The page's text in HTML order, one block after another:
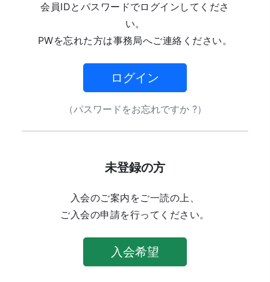
会員IDとパスワードでログインしてくださ
い。
PWを忘れた方は事務局へご連絡ください。
ログイン
（パスワードをお忘れですか ?）
未登録の方
入会のご案内をご一読の上、
ご入会の申請を行ってください。
入会希望